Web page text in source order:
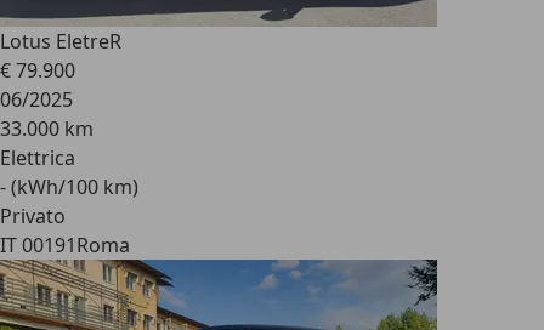
Lotus EletreR
€ 79.900
06/2025
33.000 km
Elettrica
- (kWh/100 km)
Privato
IT 00191Roma